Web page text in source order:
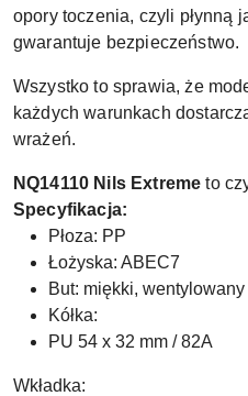
opory toczenia, czyli płynną
gwarantuje bezpieczeństwo.
Wszystko to sprawia, że
każdych warunkach
wrażeń.
NQ14110 Nils Extreme to
Specyfikacja:
Płoza: PP
Łożyska: ABEC7
But: miękki, wentylowany
Kółka:
PU 54 x 32 mm / 82A
Wkładka: